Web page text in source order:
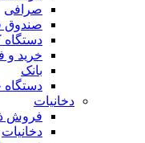
صرافی
صندوق
دستگاه
خرید
بانک
دستگاه
دخانیات
فروش
دخانیات